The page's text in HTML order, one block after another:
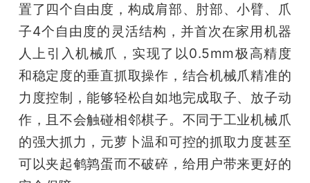
置了四个自由度，构成肩部、肘部、小臂、爪
子4个自由度的灵活结构，并首次在家用机器
人上引入机械爪，实现了以0.5mm极高精度
和稳定度的垂直抓取操作，结合机械爪精准的
力度控制，能够轻松自如地完成取子、放子动
作，且不会触碰相邻棋子。不同于工业机械爪
的强大抓力，元萝卜温和可控的抓取力度甚至
可以夹起鹌鹑蛋而不破碎，给用户带来更好的